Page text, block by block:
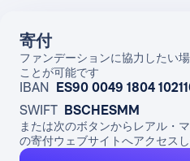
寄付
ファンデーションに協力したい
ことが可能です
IBAN ES90 0049 1804
SWIFT BSCHESMM
または次のボタンからレアル・
の寄付ウェブサイトへアクセス